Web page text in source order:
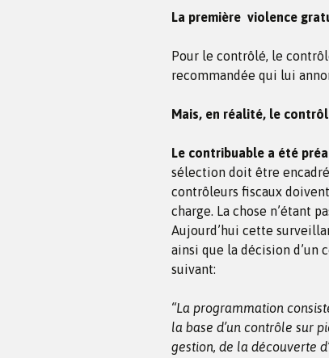
La première violence
Pour le contrôlé, le
recommandée qui lui
Mais, en réalité, le
Le contribuable a été
sélection doit être
contrôleurs fiscaux
charge. La chose n’étant
Aujourd’hui cette
ainsi que la décision
suivant:
“La programmation
la base d’un contrôle sur
gestion, de la découverte